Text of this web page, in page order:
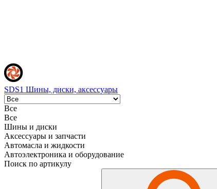
SDS1 Шины, диски, аксессуары
Все
Все
Шины и диски
Аксессуары и запчасти
Автомасла и жидкости
Автоэлектроника и оборудование
Поиск по артикулу